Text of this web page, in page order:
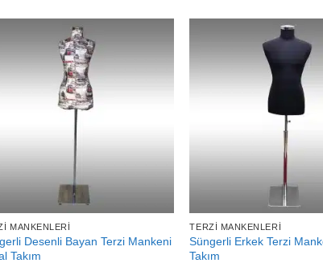
MANKENLERI
Desenli Bayan Terzi Mankeni
Takım
TERZI MANKENLERI
Süngerli Erkek Terzi
Takım